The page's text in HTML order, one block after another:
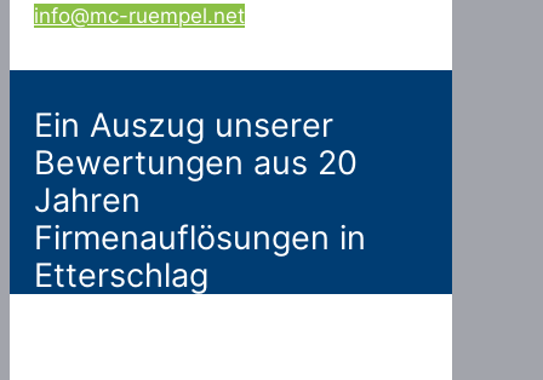
info@mc-ruempel.net
Ein Auszug unserer
Bewertungen aus 20
Jahren
Firmenauflösungen in
Etterschlag